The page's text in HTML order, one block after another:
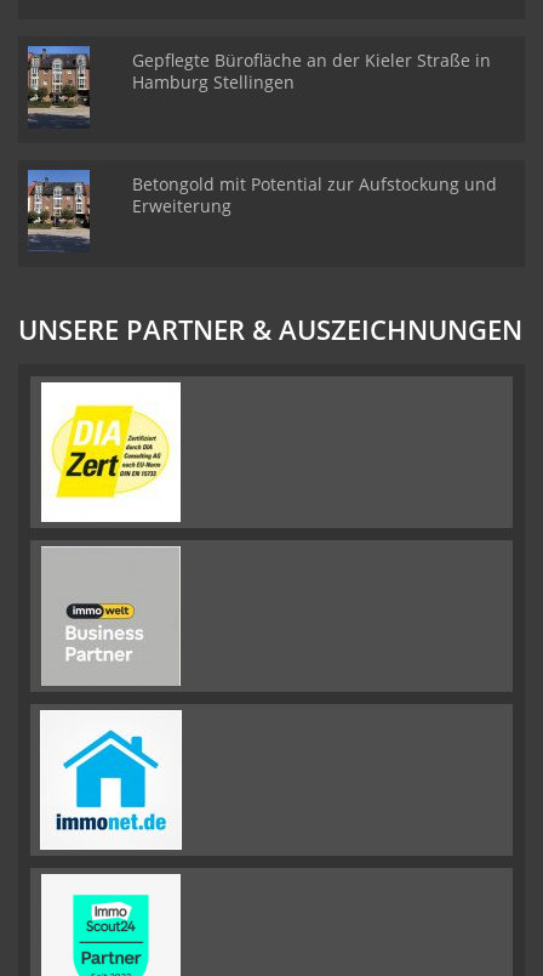
Gepflegte Bürofläche an der Kieler Straße in
Hamburg Stellingen
Betongold mit Potential zur Aufstockung und
Erweiterung
UNSERE PARTNER & AUSZEICHNUNGEN